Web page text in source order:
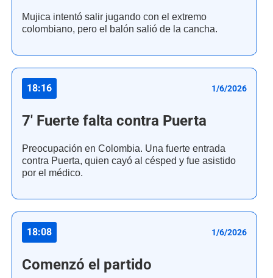
Mujica intentó salir jugando con el extremo
colombiano, pero el balón salió de la cancha.
18:16 1/6/2026
7' Fuerte falta contra Puerta
Preocupación en Colombia. Una fuerte entrada
contra Puerta, quien cayó al césped y fue asistido
por el médico.
18:08 1/6/2026
Comenzó el partido